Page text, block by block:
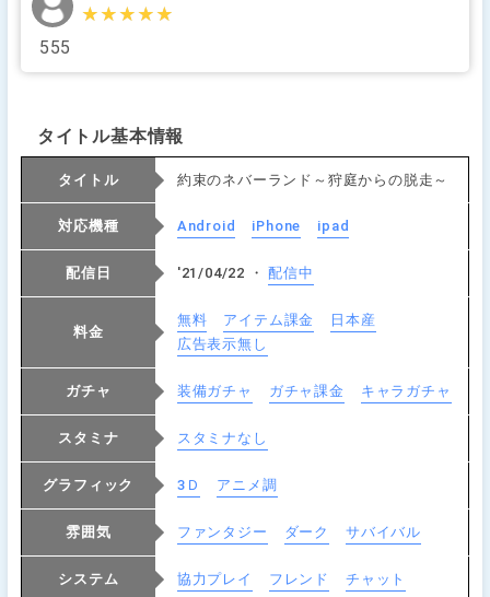
★★★★★
★★★★★
555
タイトル基本情報
タイトル 約束のネバーランド～狩庭からの脱走～
対応機種 Android iPhone ipad
配信日 '21/04/22 ・配信中
料金
無料 アイテム課金
日本産
広告表示無し
ガチャ 装備ガチャ ガチャ課金 キャラガチャ
スタミナ スタミナなし
グラフィック 3Ｄ アニメ調
雰囲気 ファンタジー ダーク サバイバル
システム 協力プレイ フレンド チャット